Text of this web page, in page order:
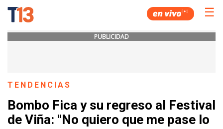
☰
PUBLICIDAD
TENDENCIAS
Bombo Fica y su regreso al Festival
de Viña: "No quiero que me pase lo